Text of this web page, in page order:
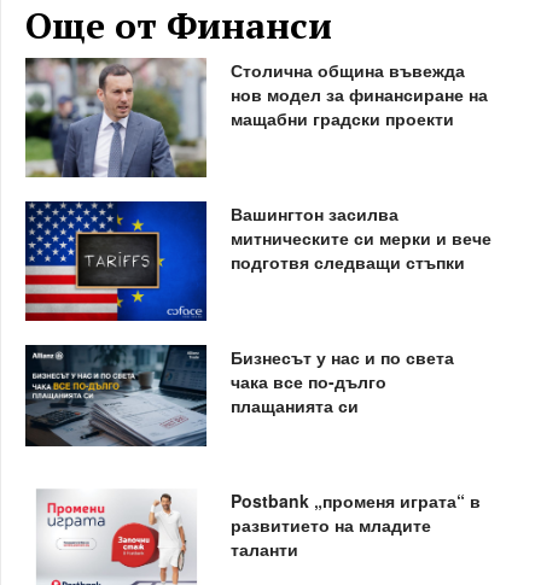
Още от Финанси
Столична община въвежда
нов модел за финансиране на
мащабни градски проекти
Вашингтон засилва
митническите си мерки и вече
подготвя следващи стъпки
Бизнесът у нас и по света
чака все по-дълго
плащанията си
Postbank „променя играта“ в
развитието на младите
таланти